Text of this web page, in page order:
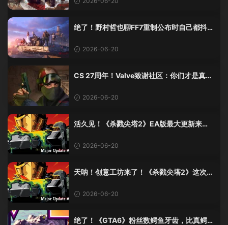
绝了！野村哲也聊FF7重制公布时自己都抖
2026-06-20
CS 27周年！Valve致谢社区：你们才是真传
2026-06-20
活久见！《杀戮尖塔2》EA版最大更新来
2026-06-20
天呐！创意工坊来了！《杀戮尖塔2》这次更
2026-06-20
绝了！《GTA6》粉丝数鳄鱼牙齿，比真鳄鱼